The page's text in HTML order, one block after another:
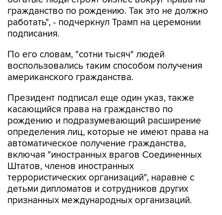
гражданство по рождению. Так это не должно
работать", - подчеркнул Трамп на церемонии
подписания.
По его словам, "сотни тысяч" людей
воспользовались таким способом получения
американского гражданства.
Президент подписал еще один указ, также
касающийся права на гражданство по
рождению и подразумевающий расширение
определения лиц, которые не имеют права на
автоматическое получение гражданства,
включая "иностранных врагов Соединенных
Штатов, членов иностранных
террористических организаций", наравне с
детьми дипломатов и сотрудников других
признанных международных организаций.